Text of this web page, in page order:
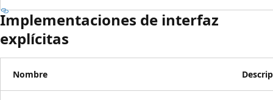
Implementaciones de interfaz
explícitas
Nombre